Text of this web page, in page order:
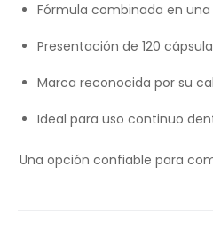
Fórmula combinada en una
Presentación de 120
Marca reconocida por su
Ideal para uso continuo
Una opción confiable para